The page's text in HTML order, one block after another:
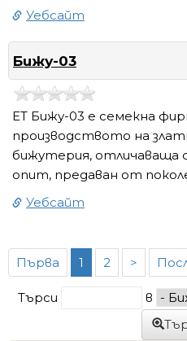
Уебсайт
Бижу-03
ЕТ Бижу-03 е семекна
производството на
бижутерия, отличаваща
опит, предаван от
Уебсайт
Първа 1 2 >
Търси
в